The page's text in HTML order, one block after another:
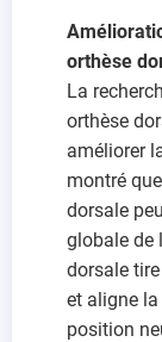
orthèse
La
orthèse
améliorer
montré
dorsale
globale de
dorsale
et aligne
position